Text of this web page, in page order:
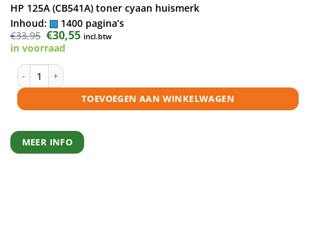
HP 125A (CB541A) toner cyaan huismerk
Inhoud:
1400 pagina’s
€33,95 Oorspronkelijke
prijs
was:
€33,95.
€30,55Huidige
prijs
incl.btw
in voorraad
HP 125A (CB541A) toner cyaan huismerk aantal
TOEVOEGEN AAN WINKELWAGEN
MEER INFO